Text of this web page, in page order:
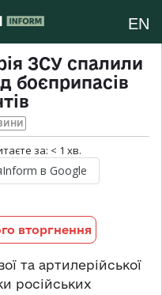
EN
ЗСУ спалили
боєприпасів
за: < 1 хв.
в Google
вторгнення
та артилерійської
російських